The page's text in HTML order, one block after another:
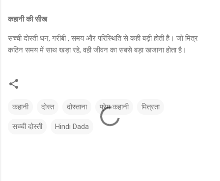
कहानी की सीख
सच्ची दोस्ती धन, गरीबी , समय और परिस्थिति से कही बड़ी होती है। जो मित्र
कठिन समय में साथ खड़ा रहे, वही जीवन का सबसे बड़ा खजाना होता है।
कहानी दोस्त दोस्ताना प्रेम कहानी मित्रता
सच्ची दोस्ती Hindi Dada